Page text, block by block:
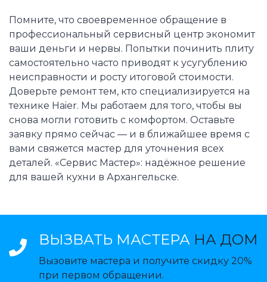
Помните, что своевременное обращение в
профессиональный сервисный центр экономит
ваши деньги и нервы. Попытки починить плиту
самостоятельно часто приводят к усугублению
неисправности и росту итоговой стоимости.
Доверьте ремонт тем, кто специализируется на
технике Haier. Мы работаем для того, чтобы вы
снова могли готовить с комфортом. Оставьте
заявку прямо сейчас — и в ближайшее время с
вами свяжется мастер для уточнения всех
деталей. «Сервис Мастер»: надёжное решение
для вашей кухни в Архангельске.
ВЫЗВАТЬ МАСТЕРА НА ДОМ
Вызовите мастера и получите скидку 20%
при первом обращении.